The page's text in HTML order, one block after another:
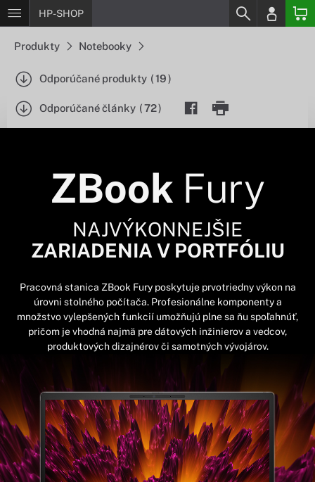
HP-SHOP
Produkty Notebooky
Odporúčané produkty (19)
Odporúčané články (72)
ZBook Fury
NAJVÝKONNEJŠIE
ZARIADENIA V PORTFÓLIU
Pracovná stanica ZBook Fury poskytuje prvotriedny výkon na
úrovni stolného počítača. Profesionálne komponenty a
množstvo vylepšených funkcií umožňujú plne sa ňu spoľahnúť,
pričom je vhodná najmä pre dátových inžinierov a vedcov,
produktových dizajnérov či samotných vývojárov.